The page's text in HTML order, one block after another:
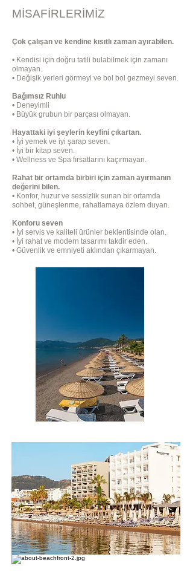
MİSAFİRLERİMİZ
Çok çalışan ve kendine kısıtlı zaman ayırabilen.
• Kendisi için doğru tatili bulabilmek için zamanı
olmayan.
• Değişik yerleri görmeyi ve bol bol gezmeyi seven.
Bağımsız Ruhlu
• Deneyimli
• Büyük grubun bir parçası olmayan.
Hayattaki iyi şeylerin keyfini çıkartan.
• İyi yemek ve iyi şarap seven.
• İyi bir kitap seven.
• Wellness ve Spa fırsatlarını kaçırmayan.
Rahat bir ortamda birbiri için zaman ayırmanın
değerini bilen.
• Konfor, huzur ve sessizlik sunan bir ortamda
sohbet, güneşlenme, rahatlamaya özlem duyan.
Konforu seven
• İyi servis ve kaliteli ürünler beklentisinde olan.
• İyi rahat ve modern tasarımı takdir eden.
• Güvenlik ve emniyeti aklından çıkarmayan.